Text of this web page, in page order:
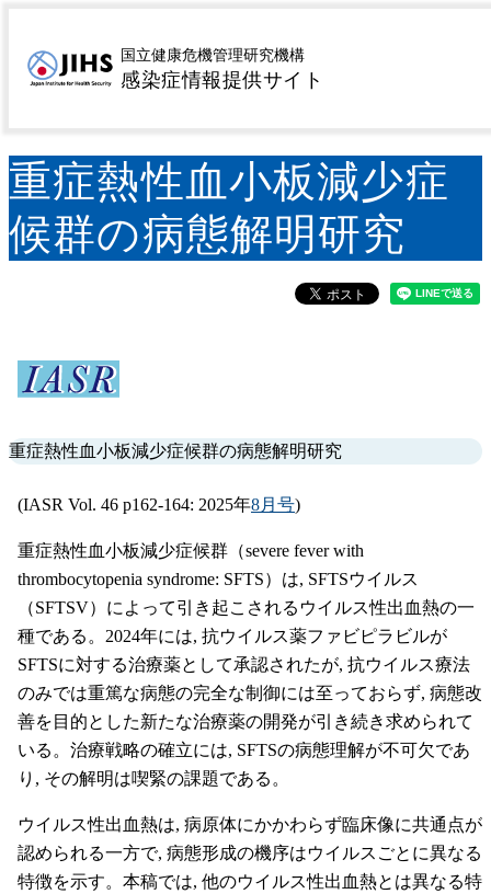
国立健康危機管理研究機構
感染症情報提供サイト
トップページ>サーベイランス>病原微生物検出情報
(IASR)>重症熱性血小板減少症候群の病態解明研究
重症熱性血小板減少症
候群の病態解明研究
重症熱性血小板減少症候群の病態解明研究
(IASR Vol. 46 p162-164: 2025年8月号)
重症熱性血小板減少症候群（severe fever with
thrombocytopenia syndrome: SFTS）は, SFTSウイルス
（SFTSV）によって引き起こされるウイルス性出血熱の一
種である。2024年には, 抗ウイルス薬ファビピラビルが
SFTSに対する治療薬として承認されたが, 抗ウイルス療法
のみでは重篤な病態の完全な制御には至っておらず, 病態改
善を目的とした新たな治療薬の開発が引き続き求められて
いる。治療戦略の確立には, SFTSの病態理解が不可欠であ
り, その解明は喫緊の課題である。
ウイルス性出血熱は, 病原体にかかわらず臨床像に共通点が
認められる一方で, 病態形成の機序はウイルスごとに異なる
特徴を示す。本稿では, 他のウイルス性出血熱とは異なる特